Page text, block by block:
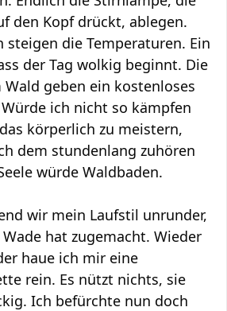
den Kopf drückt, ablegen.
steigen die Temperaturen. Ein
der Tag wolkig beginnt. Die
Wald geben ein kostenloses
ich nicht so kämpfen
körperlich zu meistern,
dem stundenlang zuhören
würde Waldbaden.
wir mein Laufstil unrunder,
hat zugemacht. Wieder
haue ich mir eine
rein. Es nützt nichts, sie
Ich befürchte nun doch